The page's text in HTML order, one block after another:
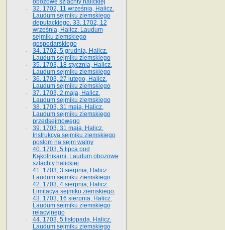
obozowe szlachty halickiej
32. 1702, 11 września, Halicz.
Laudum sejmiku ziemskiego
deputackiego. 33. 1702, 12
września, Halicz. Laudum
sejmiku ziemskiego
gospodarskiego
34. 1702, 5 grudnia, Halicz.
Laudum sejmiku ziemskiego
35. 1703, 18 stycznia, Halicz.
Laudum sejmiku ziemskiego
36. 1703, 27 lutego, Halicz.
Laudum sejmiku ziemskiego
37. 1703, 2 maja, Halicz.
Laudum sejmiku ziemskiego
38. 1703, 31 maja, Halicz.
Laudum sejmiku ziemskiego
przedsejmowego
39. 1703, 31 maja, Halicz.
Instrukcya sejmiku ziemskiego
posłom na sejm walny
40. 1703, 5 lipca pod
Kąkolnikami. Laudum obozowe
szlachty halickiej
41­. 1703, 3 sierpnia, Halicz.
Laudum sejmiku ziemskiego
42. 1703, 4 sierpnia, Halicz.
Limitacya sejmiku ziemskiego.
43. 1703, 16 sierpnia, Halicz.
Laudum sejmiku ziemskiego
relacyjnego
44. 1703, 5 listopada, Halicz.
Laudum sejmiku ziemskiego